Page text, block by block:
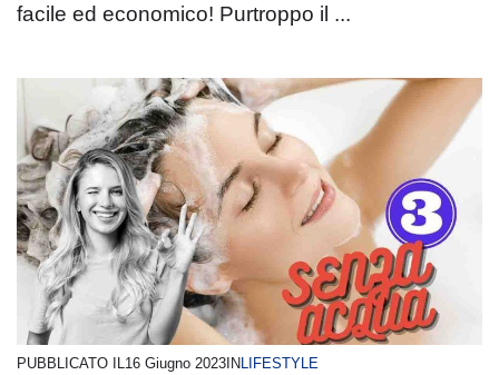
facile ed economico! Purtroppo il ...
PUBBLICATO IL 16 Giugno 2023 IN LIFESTYLE